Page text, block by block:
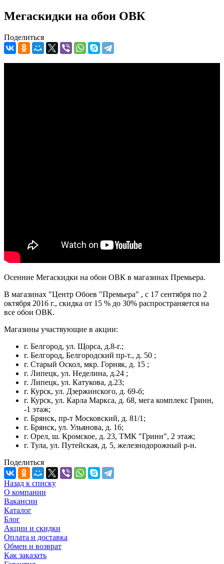
Мегаскидки на обои ОВК
Поделиться
Осенние Мегаскидки на обои ОВК в магазинах Премьера.
В магазинах "Центр Обоев "Премьера" , с 17 сентября по 2
октября 2016 г., скидка от 15 % до 30% распространяется на
все обои ОВК.
Магазины участвующие в акции:
г. Белгород, ул. Щорса, д.8-г.;
г. Белгород, Белгородский пр-т., д. 50 ;
г. Старый Оскол, мкр. Горняк, д. 15 ;
г. Липецк, ул. Неделина, д.24 ;
г. Липецк, ул. Катукова, д.23;
г. Курск, ул. Дзержинского, д. 69-б;
г. Курск, ул. Карла Маркса, д. 68, мега комплекс Гринн,
-1 этаж;
г. Брянск, пр-т Московский, д. 81/1;
г. Брянск, ул. Ульянова, д. 16;
г. Орел, ш. Кромское, д. 23, ТМК "Гринн", 2 этаж;
г. Тула, ул. Путейская, д. 5, железнодорожный р-н.
Поделиться
Назад к списку
О компании
Вакансии
Каталог
Блог
Акции и скидки
Оплата и доставка
Обмен и возврат
Как заказать